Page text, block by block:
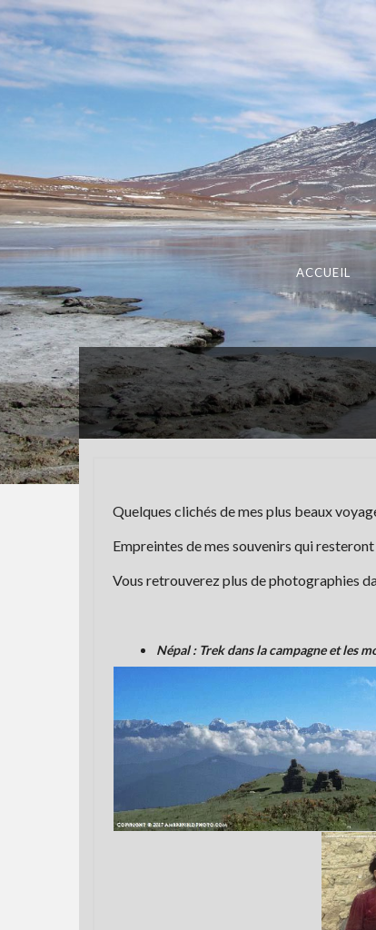
ACCUEIL
Quelques clichés de mes plus beaux
Empreintes de mes souvenirs qui
Vous retrouverez plus de photographies
Népal : Trek dans la campagne et les